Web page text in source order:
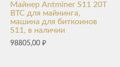
Майнер Antminer S11 20T
BTC для майнинга,
машина для биткоинов
S11, в наличии
98805,00₽